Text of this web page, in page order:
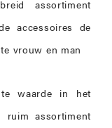
assortiment
accessoires de
vrouw en man
waarde in het
ruim assortiment